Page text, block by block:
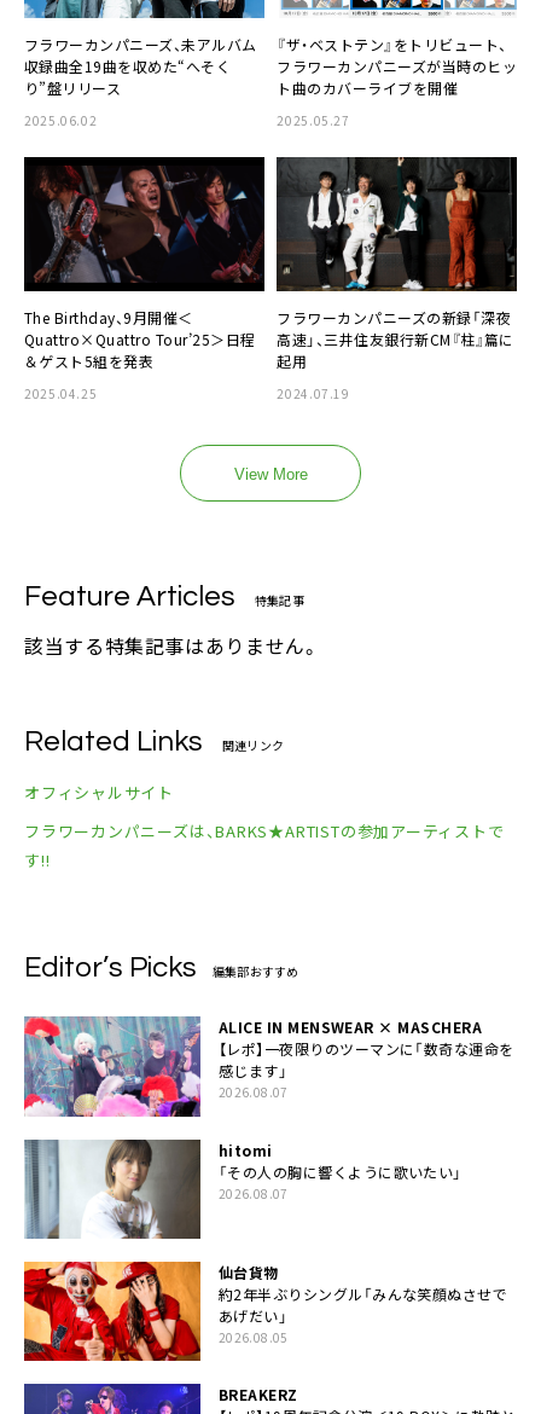
フラワーカンパニーズ、未アルバム
収録曲全19曲を収めた“へそく
り”盤リリース
2025.06.02
『ザ・ベストテン』をトリビュート、
フラワーカンパニーズが当時のヒッ
ト曲のカバーライブを開催
2025.05.27
The Birthday、9月開催＜
Quattro×Quattro Tour’25＞日程
＆ゲスト5組を発表
2025.04.25
フラワーカンパニーズの新録「深夜
高速」、三井住友銀行新CM『柱』篇に
起用
2024.07.19
View More
Feature Articles 特集記事
該当する特集記事はありません。
Related Links 関連リンク
オフィシャルサイト
フラワーカンパニーズは、BARKS★ARTISTの参加アーティストで
す!!
Editor’s Picks 編集部おすすめ
ALICE IN MENSWEAR × MASCHERA
【レポ】一夜限りのツーマンに「数奇な運命を
感じます」
2026.08.07
hitomi
「その人の胸に響くように歌いたい」
2026.08.07
仙台貨物
約2年半ぶりシングル「みんな笑顔ぬさせで
あげだい」
2026.08.05
BREAKERZ